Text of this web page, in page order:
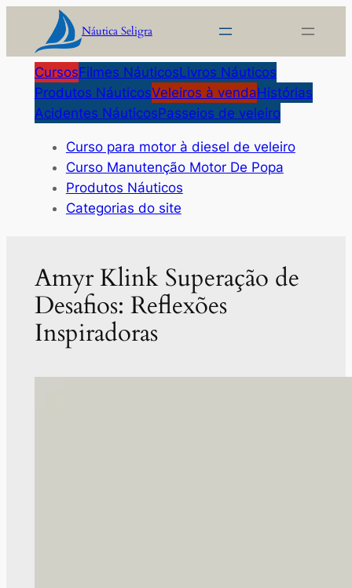
o
conteúdo
Náutica Seligra
CursosFilmes NáuticosLivros Náuticos
Produtos NáuticosVeleiros à vendaHistórias
Acidentes NáuticosPasseios de veleiro
Curso para motor à diesel de veleiro
Curso Manutenção Motor De Popa
Produtos Náuticos
Categorias do site
Amyr Klink Superação de
Desafios: Reflexões
Inspiradoras